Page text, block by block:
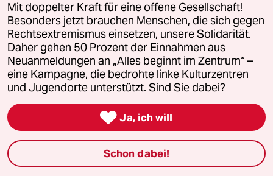
BD Bene Dick
17.04.2010,00:57 Uhr
Frisches Blut nach Rom - Mixa for Pabst!!
Flagellanti Der Erste
D DocMison
00:42 Uhr
Soweit ich weiß wurde die Prügelstrafe in
Mit doppelter Kraft für eine offene Gesellschaft!
Besonders jetzt brauchen Menschen, die sich gegen
Rechtsextremismus einsetzen, unsere Solidarität.
Daher gehen 50 Prozent der Einnahmen aus
Neuanmeldungen an „Alles beginnt im Zentrum“ –
eine Kampagne, die bedrohte linke Kulturzentren
und Jugendorte unterstützt. Sind Sie dabei?
 Ja, ich will
Schon dabei!